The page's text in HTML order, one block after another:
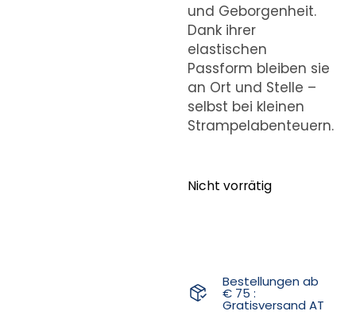
und Geborgenheit.
Dank ihrer
elastischen
Passform bleiben sie
an Ort und Stelle –
selbst bei kleinen
Strampelabenteuern.
Nicht vorrätig
Bestellungen ab
€ 75 :
Gratisversand AT